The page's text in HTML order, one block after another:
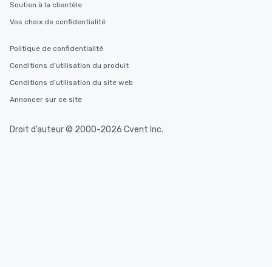
Soutien à la clientèle
Vos choix de confidentialité
Politique de confidentialité
Conditions d’utilisation du produit
Conditions d’utilisation du site web
Annoncer sur ce site
Droit d’auteur © 2000-2026 Cvent Inc.